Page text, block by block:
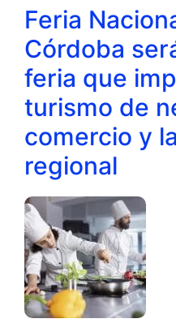
Feria
Córdoba
feria que
turismo de
comercio y
regional